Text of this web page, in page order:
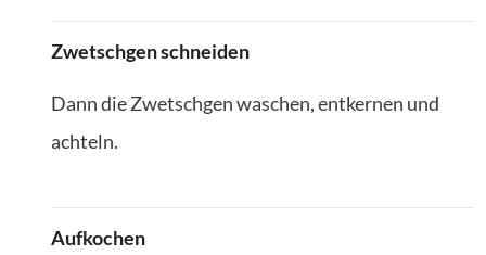
Zwetschgen schneiden
Dann die Zwetschgen waschen, entkernen und
achteln.
Aufkochen